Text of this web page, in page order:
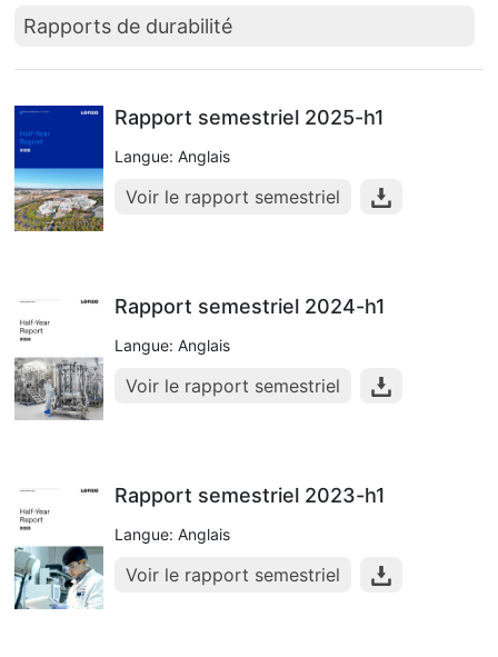
Rapports de durabilité
Rapport semestriel 2025-h1
Langue: Anglais
Voir le rapport semestriel
Rapport semestriel 2024-h1
Langue: Anglais
Voir le rapport semestriel
Rapport semestriel 2023-h1
Langue: Anglais
Voir le rapport semestriel